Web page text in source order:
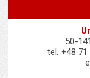
50-
tel. +48